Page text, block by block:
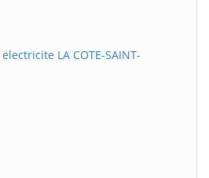
LA COTE-SAINT-